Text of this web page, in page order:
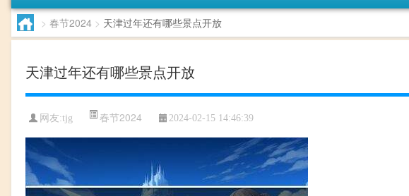
> 春节2024 > 天津过年还有哪些景点开放
天津过年还有哪些景点开放
网友:tjg 春节2024 2024-02-15 14:46:39